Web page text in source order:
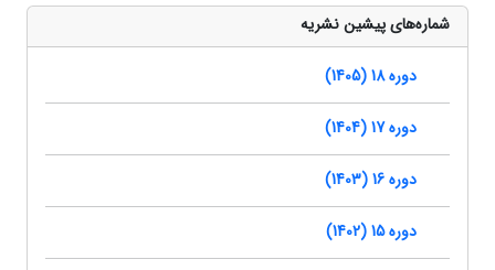
شماره‌های پیشین نشریه
دوره 18 (1405)
دوره 17 (1404)
دوره 16 (1403)
دوره 15 (1402)